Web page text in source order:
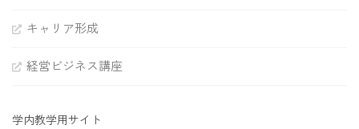
キャリア形成
経営ビジネス講座
学内教学用サイト